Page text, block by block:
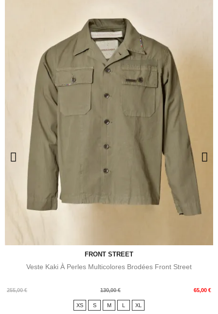
FRONT STREET
Veste Kaki À Perles Multicolores Brodées Front Street
255,00 €
Prix
130,00 € 65,00 €
Prix
XS S M L XL